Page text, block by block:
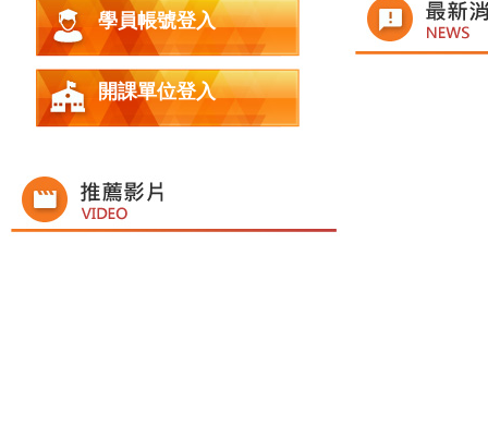
學員帳號登入
開課單位登入